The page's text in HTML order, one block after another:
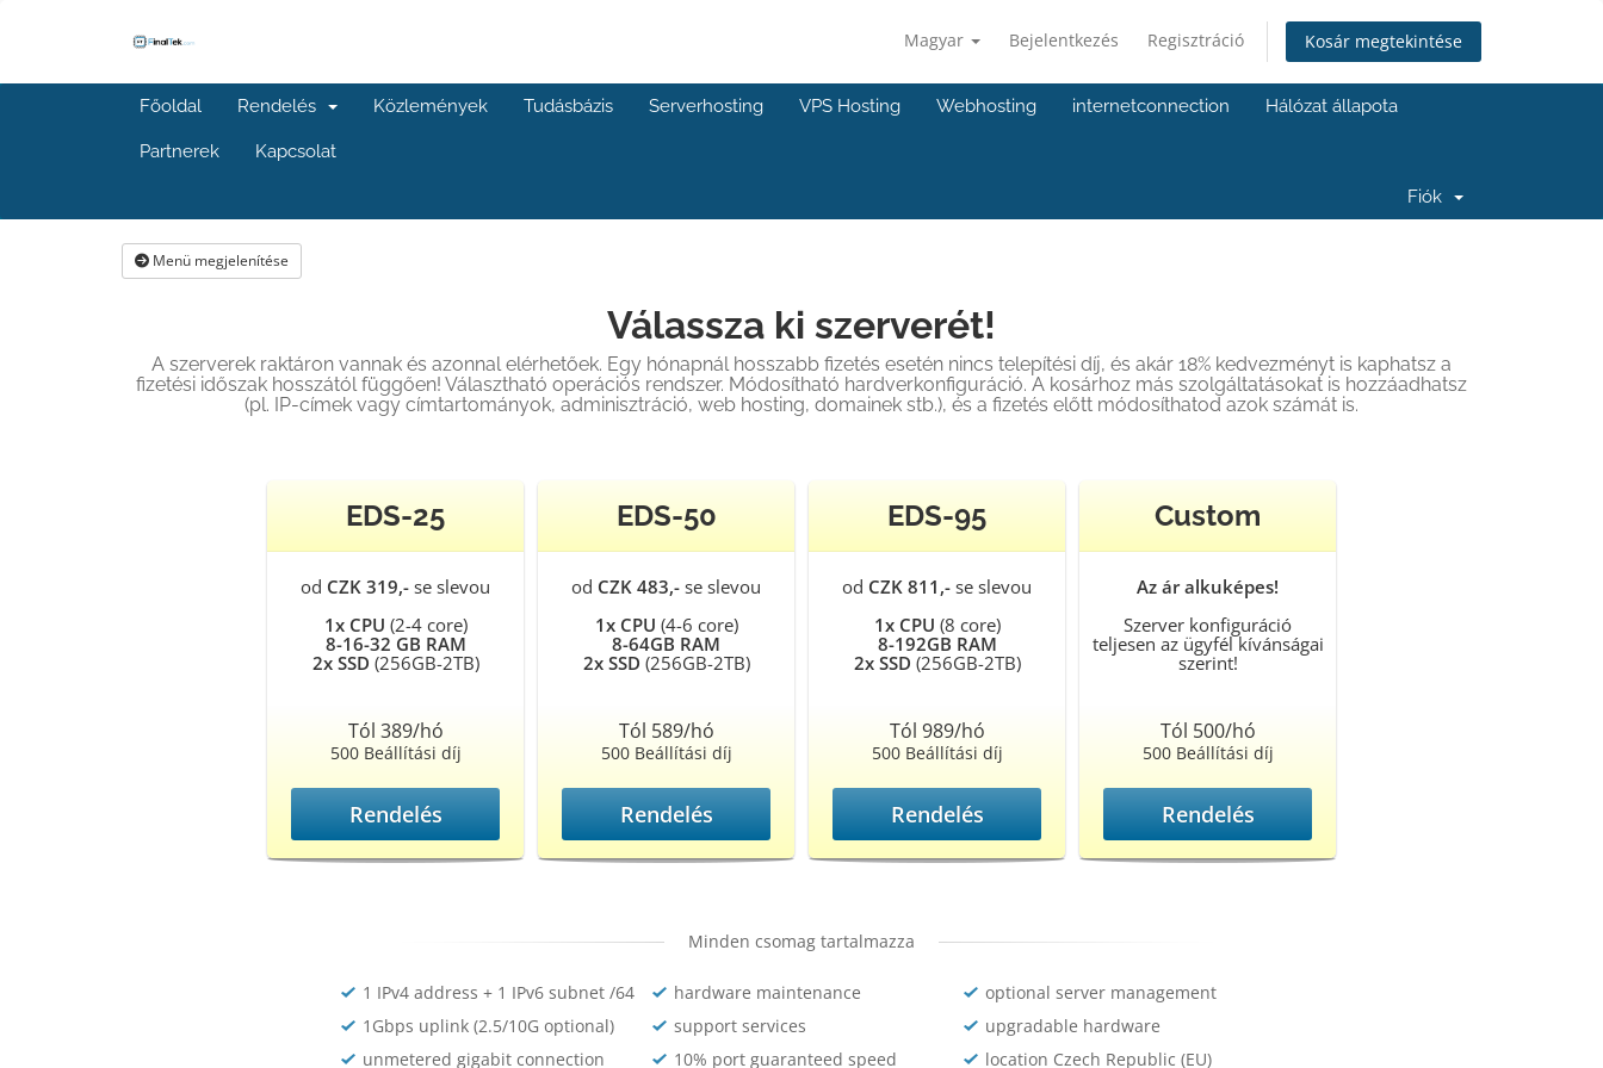
Magyar Bejelentkezés Regisztráció Kosár megtekintése
Főoldal Rendelés Közlemények Tudásbázis Serverhosting VPS Hosting Webhosting internetconnection Hálózat állapota
Partnerek Kapcsolat
Fiók
Menü megjelenítése
Válassza ki szerverét!
A szerverek raktáron vannak és azonnal elérhetőek. Egy hónapnál hosszabb fizetés esetén nincs telepítési díj, és akár 18% kedvezményt is kaphatsz a
fizetési időszak hosszától függően! Választható operációs rendszer. Módosítható hardverkonfiguráció. A kosárhoz más szolgáltatásokat is hozzáadhatsz
(pl. IP-címek vagy címtartományok, adminisztráció, web hosting, domainek stb.), és a fizetés előtt módosíthatod azok számát is.
EDS-25
od CZK 319,- se slevou
1x CPU (2-4 core)
8-16-32 GB RAM
2x SSD (256GB-2TB)
Tól 389/hó
500 Beállítási díj
Rendelés
EDS-50
od CZK 483,- se slevou
1x CPU (4-6 core)
8-64GB RAM
2x SSD (256GB-2TB)
Tól 589/hó
500 Beállítási díj
Rendelés
EDS-95
od CZK 811,- se slevou
1x CPU (8 core)
8-192GB RAM
2x SSD (256GB-2TB)
Tól 989/hó
500 Beállítási díj
Rendelés
Custom
Az ár alkuképes!
Szerver konfiguráció
teljesen az ügyfél kívánságai
szerint!
Tól 500/hó
500 Beállítási díj
Rendelés
Minden csomag tartalmazza
1 IPv4 address + 1 IPv6 subnet /64 hardware maintenance
optional server management
1Gbps uplink (2.5/10G optional)
support services
upgradable hardware
unmetered gigabit connection
10% port guaranteed speed location Czech Republic (EU)